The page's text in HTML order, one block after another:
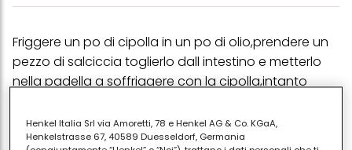
Friggere un po di cipolla in un po di olio,prendere un
pezzo di salciccia toglierlo dall intestino e metterlo
nella padella a soffriggere con la cipolla,intanto
fatele rosolare con un goccio d'acqua x 10 minuti ,se
volete aggiungete anche metà dado e un pizzico di
Henkel Italia Srl via Amoretti, 78 e Henkel AG & Co. KGaA,
Henkelstrasse 67, 40589 Duesseldorf, Germania